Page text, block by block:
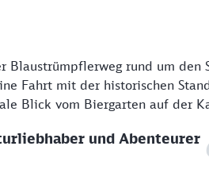
rund um den
Fahrt mit der historischen
Blick vom Biergarten auf der
und Abenteurer